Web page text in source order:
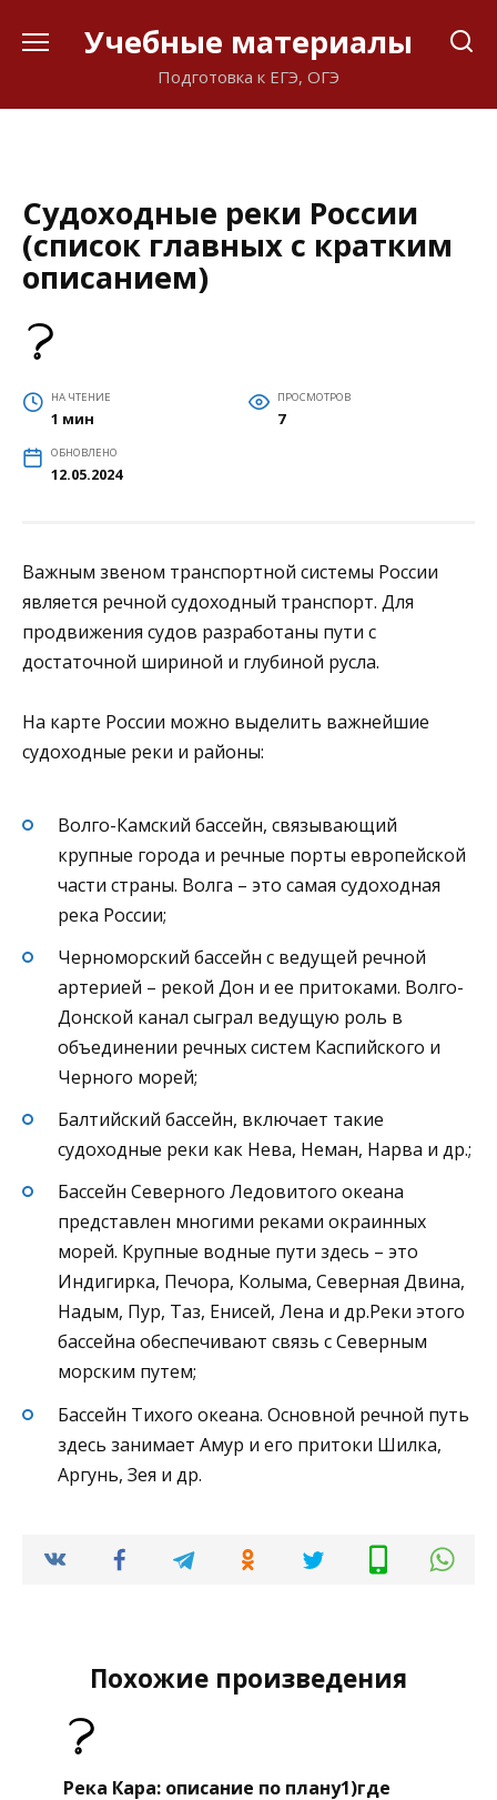
Учебные материалы
Подготовка к ЕГЭ, ОГЭ
Судоходные реки России
(список главных с кратким
описанием)
НА ЧТЕНИЕ
1 мин
ПРОСМОТРОВ
7
ОБНОВЛЕНО
12.05.2024
Важным звеном транспортной системы России
является речной судоходный транспорт. Для
продвижения судов разработаны пути с
достаточной шириной и глубиной русла.
На карте России можно выделить важнейшие
судоходные реки и районы:
Волго-Камский бассейн, связывающий
крупные города и речные порты европейской
части страны. Волга – это самая судоходная
река России;
Черноморский бассейн с ведущей речной
артерией ­– рекой Дон и ее притоками. Волго-
Донской канал сыграл ведущую роль в
объединении речных систем Каспийского и
Черного морей;
Балтийский бассейн, включает такие
судоходные реки как Нева, Неман, Нарва и др.;
Бассейн Северного Ледовитого океана
представлен многими реками окраинных
морей. Крупные водные пути здесь – это
Индигирка, Печора, Колыма, Северная Двина,
Надым, Пур, Таз, Енисей, Лена и др.Реки этого
бассейна обеспечивают связь с Северным
морским путем;
Бассейн Тихого океана. Основной речной путь
здесь занимает Амур и его притоки Шилка,
Аргунь, Зея и др.
Похожие произведения
Река Кара: описание по плану1)где